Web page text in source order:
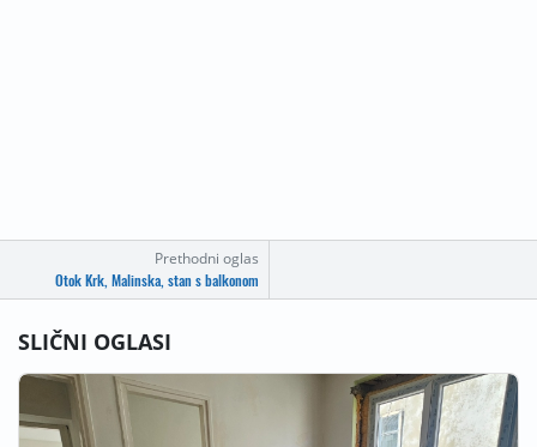
Prethodni oglas
Otok Krk, Malinska, stan s balkonom
SLIČNI OGLASI